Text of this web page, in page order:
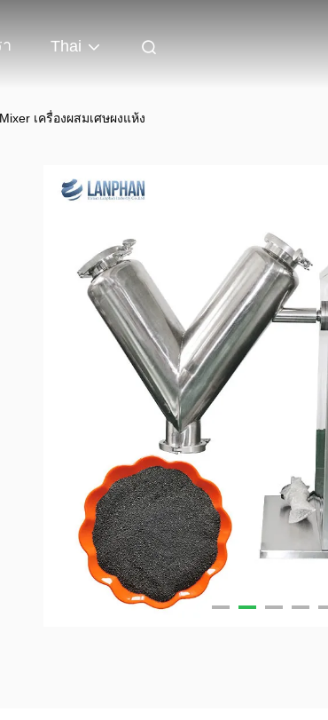
Thai
เครื่องผสมเศษผงแห้ง